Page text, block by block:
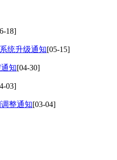
18]
统升级通知[05-15]
知[04-30]
03]
整通知[03-04]